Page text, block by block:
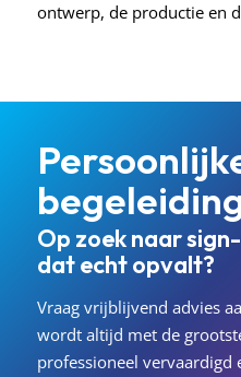
ontwerp, de productie en
Op zoek naar
dat echt opvalt?
Vraag vrijblijvend advies
wordt altijd met de
professioneel vervaardigd